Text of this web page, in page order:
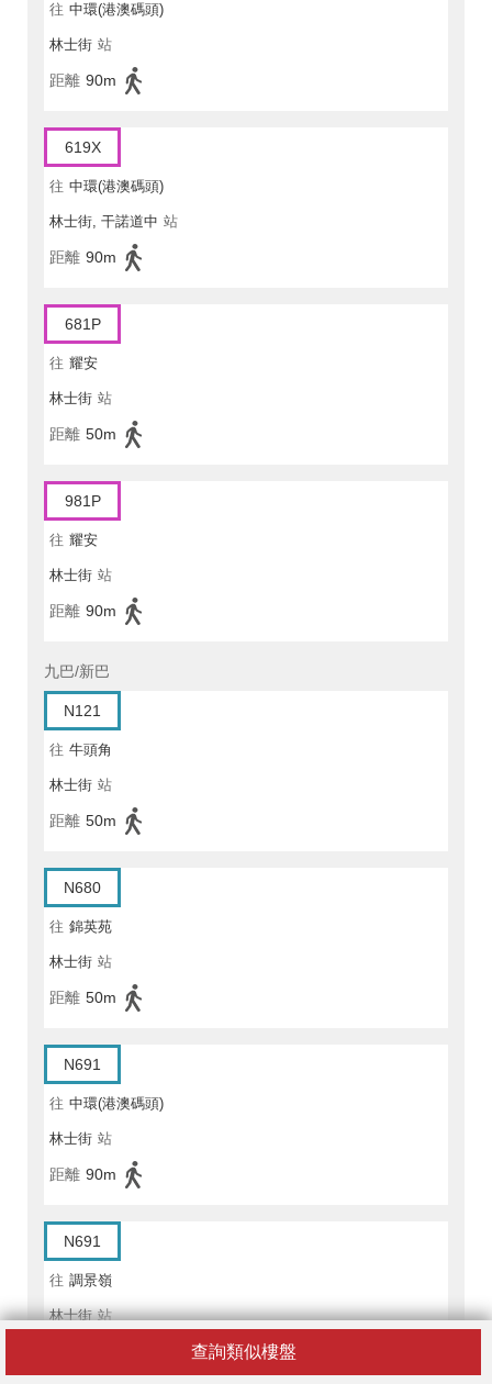
查詢類似樓盤
往 中環(港澳碼頭)
林士街 站
距離 90m
619X
往 中環(港澳碼頭)
林士街, 干諾道中 站
距離 90m
681P
往 耀安
林士街 站
距離 50m
981P
往 耀安
林士街 站
距離 90m
九巴/新巴
N121
往 牛頭角
林士街 站
距離 50m
N680
往 錦英苑
林士街 站
距離 50m
N691
往 中環(港澳碼頭)
林士街 站
距離 90m
N691
往 調景嶺
林士街 站